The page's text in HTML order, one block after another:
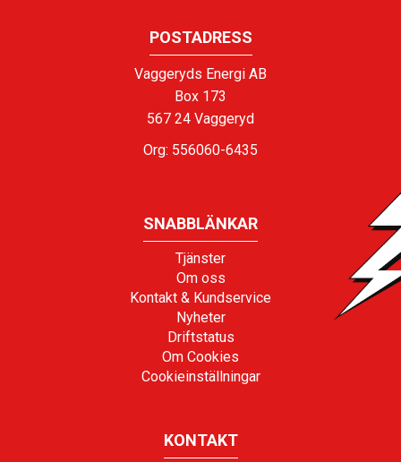
POSTADRESS
Vaggeryds Energi AB
Box 173
567 24 Vaggeryd
Org: 556060-6435
SNABBLÄNKAR
Tjänster
Om oss
Kontakt & Kundservice
Nyheter
Driftstatus
Om Cookies
Cookieinställningar
KONTAKT